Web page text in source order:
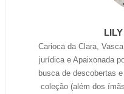
Carioca da Clara,
jurídica e Apaixonada
busca de descobertas
coleção (além dos